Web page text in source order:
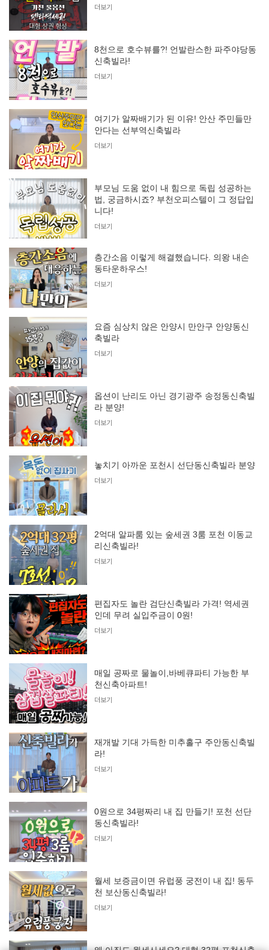
더보기
8천으로 호수뷰를?! 언발란스한 파주야당동
신축빌라!
더보기
여기가 알짜배기가 된 이유! 안산 주민들만
안다는 선부역신축빌라
더보기
부모님 도움 없이 내 힘으로 독립 성공하는
법, 궁금하시죠? 부천오피스텔이 그 정답입
니다!
더보기
층간소음 이렇게 해결했습니다. 의왕 내손
동타운하우스!
더보기
요즘 심상치 않은 안양시 만안구 안양동신
축빌라
더보기
옵션이 난리도 아닌 경기광주 송정동신축빌
라 분양!
더보기
놓치기 아까운 포천시 선단동신축빌라 분양
더보기
2억대 알파룸 있는 숲세권 3룸 포천 이동교
리신축빌라!
더보기
편집자도 놀란 검단신축빌라 가격! 역세권
인데 무려 실입주금이 0원!
더보기
매일 공짜로 물놀이,바베큐파티 가능한 부
천신축아파트!
더보기
재개발 기대 가득한 미추홀구 주안동신축빌
라!
더보기
0원으로 34평짜리 내 집 만들기! 포천 선단
동신축빌라!
더보기
월세 보증금이면 유럽풍 궁전이 내 집! 동두
천 보산동신축빌라!
더보기